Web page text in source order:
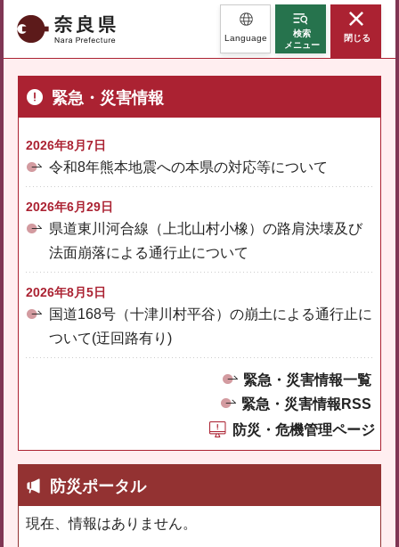
奈良県 Language
検索
メニュー
閉じる
緊急・災害情報
2026年8月7日
令和8年熊本地震への本県の対応等について
2026年6月29日
県道東川河合線（上北山村小橡）の路肩決壊及び
法面崩落による通行止について
2026年8月5日
国道168号（十津川村平谷）の崩土による通行止に
ついて(迂回路有り)
緊急・災害情報一覧
緊急・災害情報RSS
防災・危機管理ページ
防災ポータル
現在、情報はありません。